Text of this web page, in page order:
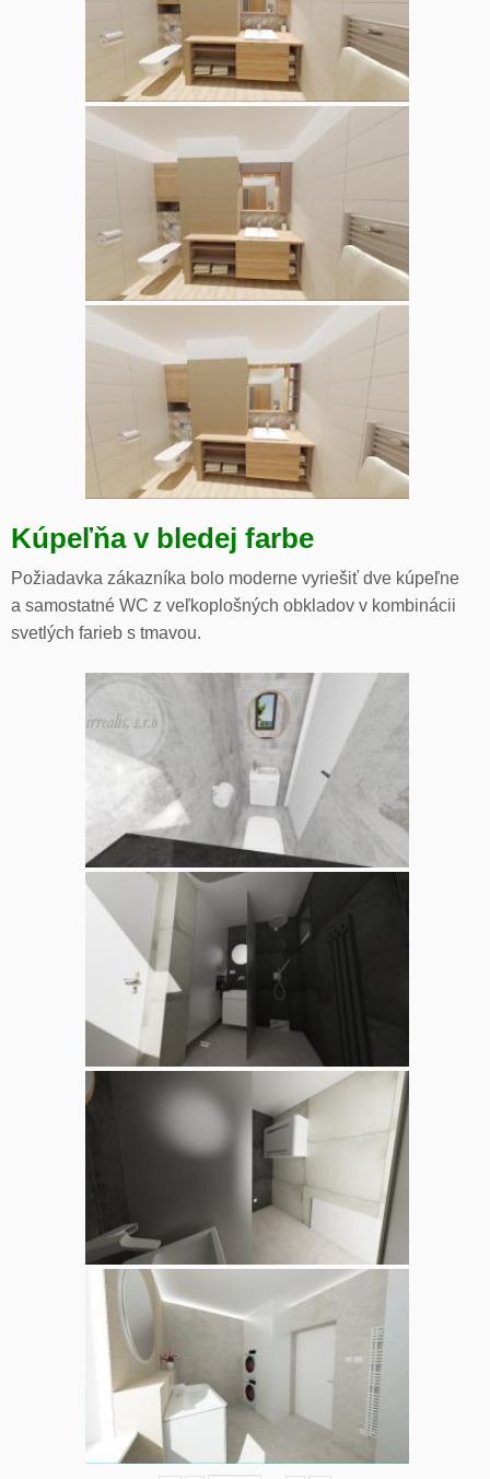
Kúpeľňa v bledej farbe
Požiadavka zákazníka bolo moderne vyriešiť dve kúpeľne
a samostatné WC z veľkoplošných obkladov v kombinácii
svetlých farieb s tmavou.